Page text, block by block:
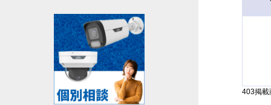
403掲載